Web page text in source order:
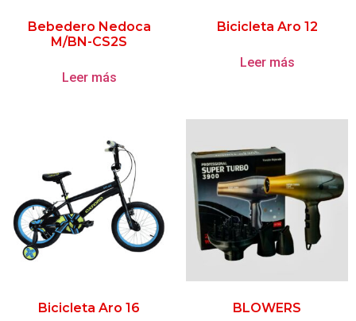
Bebedero Nedoca
M/BN-CS2S
Leer más
Bicicleta Aro 12
Leer más
Bicicleta Aro 16 BLOWERS